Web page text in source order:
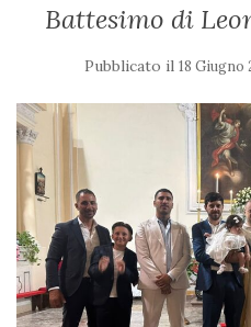
Battesimo di
Pubblicato il 18 Giugno